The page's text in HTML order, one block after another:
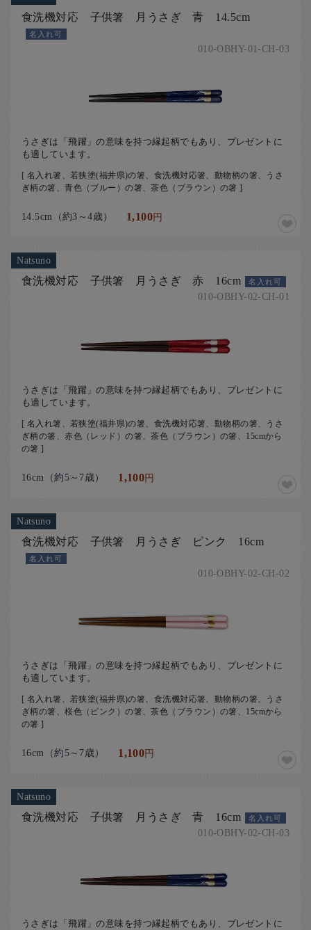
食洗機対応 子供箸 月うさぎ 青 14.5cm
名入れ可
010-OBHY-01-CH-03
うさぎは「飛躍」の意味を持つ縁起柄でもあり、プレゼントに
も適しています。
[ 名入れ箸、若狭塗(福井県)の箸、食洗機対応箸、動物柄の箸、うさ
ぎ柄の箸、青色（ブルー）の箸、茶色（ブラウン）の箸 ]
14.5cm（約3～4歳） 1,100円
Natsuno
食洗機対応 子供箸 月うさぎ 赤 16cm 名入れ可
010-OBHY-02-CH-01
うさぎは「飛躍」の意味を持つ縁起柄でもあり、プレゼントに
も適しています。
[ 名入れ箸、若狭塗(福井県)の箸、食洗機対応箸、動物柄の箸、うさ
ぎ柄の箸、赤色（レッド）の箸、茶色（ブラウン）の箸、15cmから
の箸 ]
16cm（約5～7歳） 1,100円
Natsuno
食洗機対応 子供箸 月うさぎ ピンク 16cm
名入れ可
010-OBHY-02-CH-02
うさぎは「飛躍」の意味を持つ縁起柄でもあり、プレゼントに
も適しています。
[ 名入れ箸、若狭塗(福井県)の箸、食洗機対応箸、動物柄の箸、うさ
ぎ柄の箸、桜色（ピンク）の箸、茶色（ブラウン）の箸、15cmから
の箸 ]
16cm（約5～7歳） 1,100円
Natsuno
食洗機対応 子供箸 月うさぎ 青 16cm 名入れ可
010-OBHY-02-CH-03
うさぎは「飛躍」の意味を持つ縁起柄でもあり、プレゼントに